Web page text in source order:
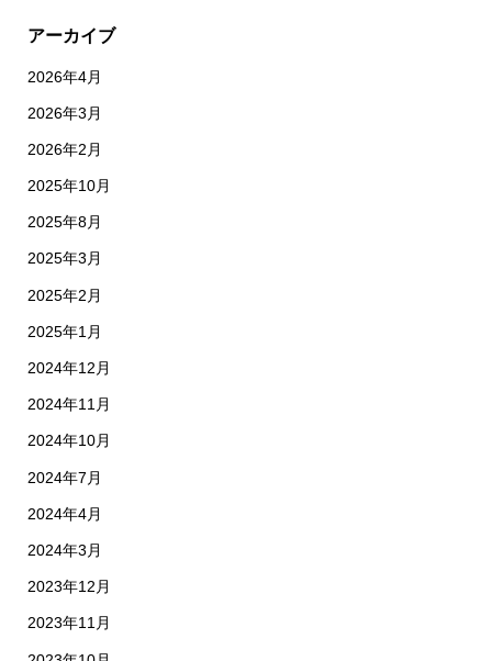
アーカイブ
2026年4月
2026年3月
2026年2月
2025年10月
2025年8月
2025年3月
2025年2月
2025年1月
2024年12月
2024年11月
2024年10月
2024年7月
2024年4月
2024年3月
2023年12月
2023年11月